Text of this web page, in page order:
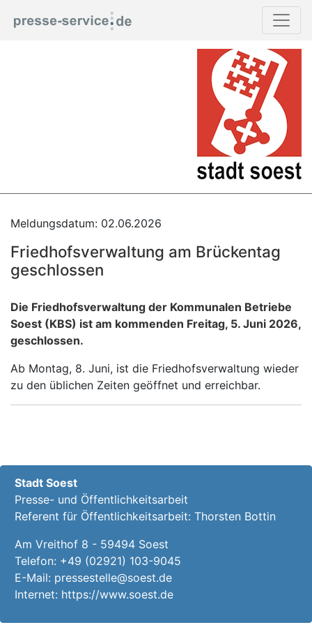
Meldungsdatum: 02.06.2026
Friedhofsverwaltung am Brückentag
geschlossen
Die Friedhofsverwaltung der Kommunalen Betriebe
Soest (KBS) ist am kommenden Freitag, 5. Juni 2026,
geschlossen.
Ab Montag, 8. Juni, ist die Friedhofsverwaltung wieder
zu den üblichen Zeiten geöffnet und erreichbar.
Stadt Soest
Presse- und Öffentlichkeitsarbeit
Referent für Öffentlichkeitsarbeit: Thorsten Bottin
Am Vreithof 8 - 59494 Soest
Telefon: +49 (02921) 103-9045
E-Mail: pressestelle@soest.de
Internet: https://www.soest.de